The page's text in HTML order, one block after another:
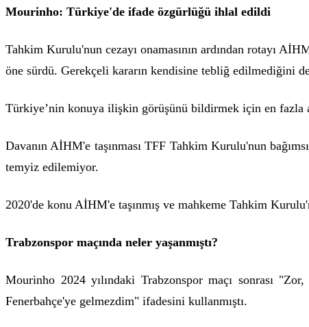
Mourinho: Türkiye'de ifade özgürlüğü ihlal edildi
Tahkim Kurulu'nun cezayı onamasının ardından rotayı
öne sürdü. Gerekçeli kararın kendisine tebliğ edilmediğini
Türkiye’nin konuya ilişkin görüşünü bildirmek için en fazla
Davanın AİHM'e taşınması TFF Tahkim Kurulu'nun
temyiz edilemiyor.
2020'de konu AİHM'e taşınmış ve mahkeme Tahkim
Trabzonspor maçında neler yaşanmıştı?
Mourinho 2024 yılındaki Trabzonspor maçı sonrası
Fenerbahçe'ye gelmezdim" ifadesini kullanmıştı.